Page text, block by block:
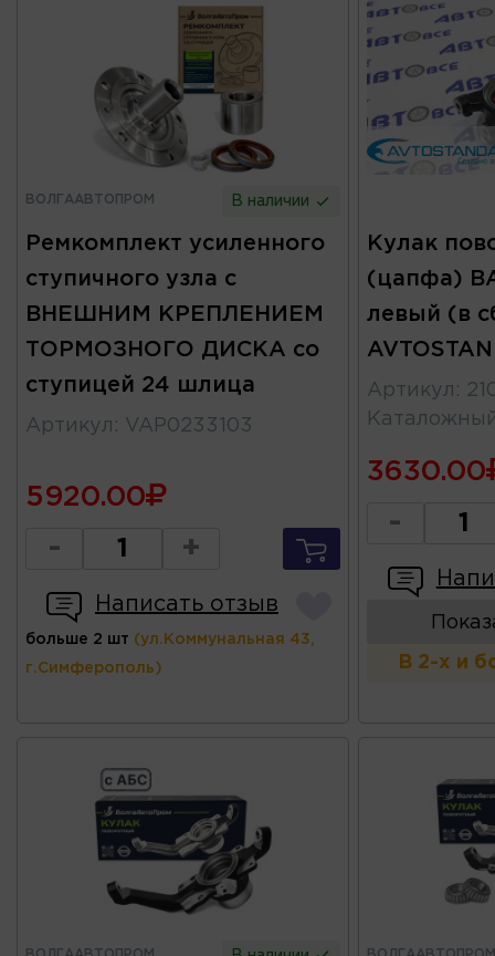
ВОЛГААВТОПРОМ В наличии
Ремкомплект усиленного
ступичного узла с
ВНЕШНИМ КРЕПЛЕНИЕМ
ТОРМОЗНОГО ДИСКА со
ступицей 24 шлица
Артикул : VAP0233103
5920.00
- +
Написать отзыв
больше 2 шт (ул.Коммунальная 43,
г.Симферополь)
Кулак
(цапфа)
левый (в
Артикул :
3630.00
-
В 2-х и